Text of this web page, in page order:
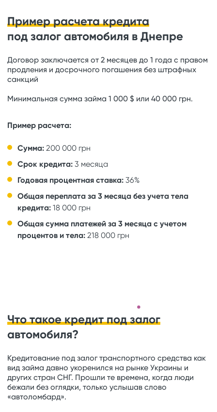
Пример расчета кредита
под залог автомобиля в Днепре
Договор заключается от 2 месяцев до 1 года с правом
продления и досрочного погашения без штрафных
санкций
Минимальная сумма займа 1 000 $ или 40 000 грн.
Пример расчета:
Сумма: 200 000 грн
Срок кредита: 3 месяца
Годовая процентная ставка: 36%
Общая переплата за 3 месяца без учета тела
кредита: 18 000 грн
Общая сумма платежей за 3 месяца с учетом
процентов и тела: 218 000 грн
Что такое кредит под залог
автомобиля?
Кредитование под залог транспортного средства как
вид займа давно укоренился на рынке Украины и
других стран СНГ. Прошли те времена, когда люди
бежали без оглядки, только услышав слово
«автоломбард».